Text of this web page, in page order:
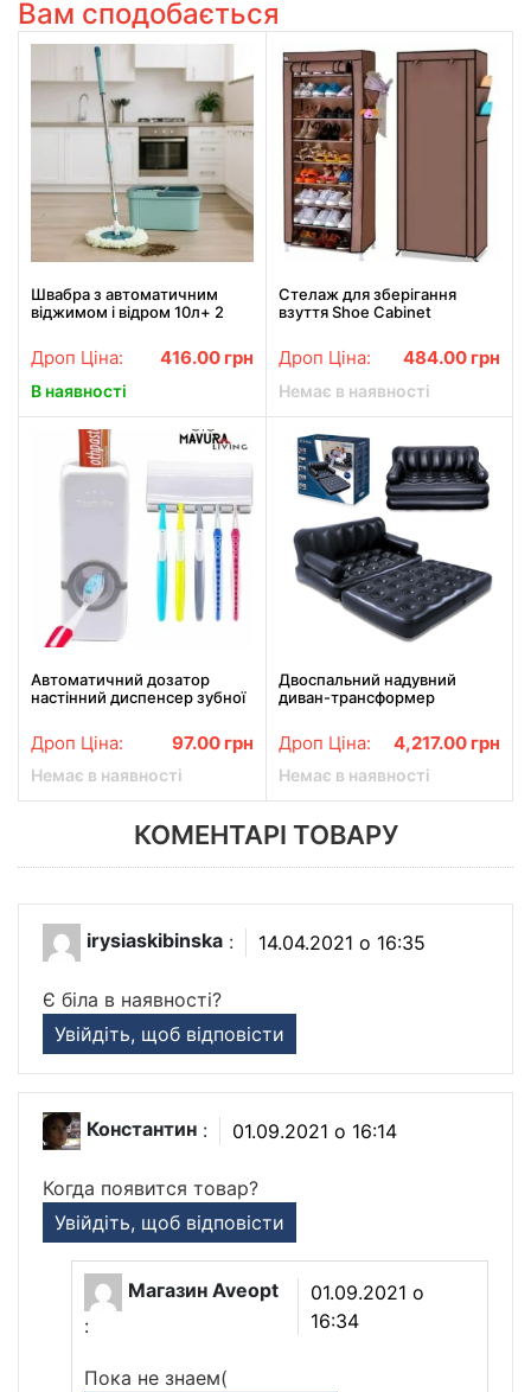
Вам сподобається
Швабра з автоматичним
віджимом і відром 10л+ 2
Дроп Ціна: 416.00 грн
В наявності
Стелаж для зберігання
взуття Shoe Cabinet
взуття Тканинний стелаж
для взуття
Дроп Ціна: 484.00 грн
Немає в наявності
Автоматичний дозатор
настінний диспенсер зубної
Дроп Ціна: 97.00 грн
Немає в наявності
Двоспальний надувний
диван-трансформер
188 х 152 х 64 см Чорний
Дроп Ціна: 4,217.00 грн
Немає в наявності
КОМЕНТАРІ ТОВАРУ
irysiaskibinska : 14.04.2021 о 16:35
Є біла в наявності?
Увійдіть, щоб відповісти
Константин : 01.09.2021 о 16:14
Когда появится товар?
Увійдіть, щоб відповісти
Магазин Aveopt
:
01.09.2021 о
16:34
Пока не знаем(